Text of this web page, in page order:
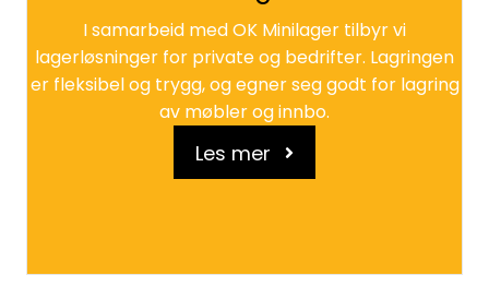
I samarbeid med OK Minilager tilbyr vi
lagerløsninger for private og bedrifter. Lagringen
er fleksibel og trygg, og egner seg godt for lagring
av møbler og innbo.
Les mer